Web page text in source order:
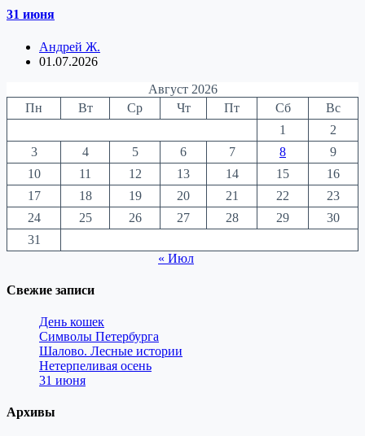
31 июня
Андрей Ж.
01.07.2026
Август 2026
Пн
Вт Ср Чт Пт Сб
Вс
1
2
3
4 5 6 7 8
9
10
11 12 13 14 15
16
17
18 19 20 21 22
23
24
25 26 27 28 29
30
31
« Июл
Свежие записи
День кошек
Символы Петербурга
Шалово. Лесные истории
Нетерпеливая осень
31 июня
Архивы